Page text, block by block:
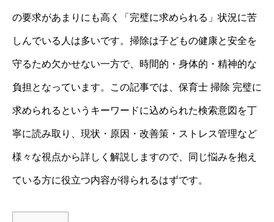
の要求があまりにも高く「完璧に求められる」状況に苦
しんでいる人は多いです。掃除は子どもの健康と安全を
守るため欠かせない一方で、時間的・身体的・精神的な
負担となっています。この記事では、保育士 掃除 完璧に
求められるというキーワードに込められた検索意図を丁
寧に読み取り、現状・原因・改善策・ストレス管理など
様々な視点から詳しく解説しますので、同じ悩みを抱え
ている方に役立つ内容が得られるはずです。